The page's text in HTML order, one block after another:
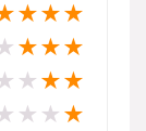
★
★
★
★
★
★
★
★
★
★
★
★